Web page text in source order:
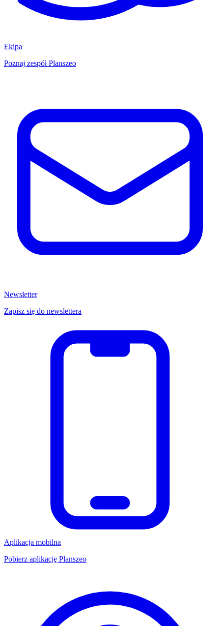
Ekipa
Poznaj zespół Planszeo
Newsletter
Zapisz się do newslettera
Aplikacja mobilna
Pobierz aplikację Planszeo